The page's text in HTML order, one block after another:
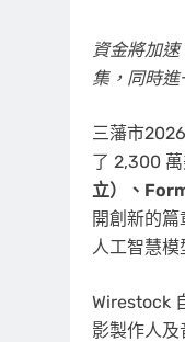
資金將加
集，同時
三藩市
了 2,300
立）、
開創新的
人工智慧模
Wirestock
影製作人